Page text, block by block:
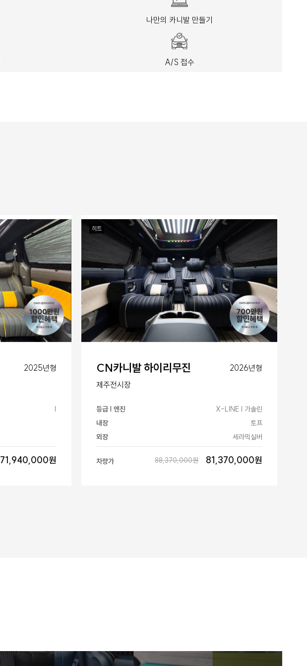
나만의 카니발 만들기
A/S 접수
2025년형
|
71,940,000원
히트
CN카니발 하이리무진
2026년형
제주전시장
등급 | 엔진
X-LINE | 가솔린
내장
토프
외장
세라믹실버
차량가 88,370,000원 81,370,000원